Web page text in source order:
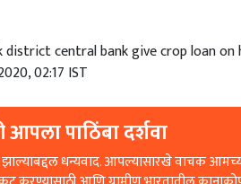
district central bank give crop loan on
02:17 IST
आपला पाठिंबा दर्शवा
धन्यवाद. आपल्यासारखे वाचक